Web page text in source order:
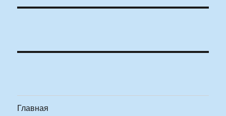
Главная